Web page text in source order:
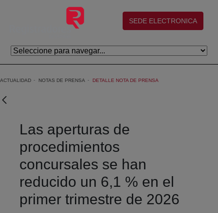
Saltar al contenido principal
(abre en nueva ventana)
SEDE ELECTRONICA
ACTUALIDAD NOTAS DE PRENSA DETALLE NOTA DE PRENSA
Las aperturas de
procedimientos
concursales se han
reducido un 6,1 % en el
primer trimestre de 2026